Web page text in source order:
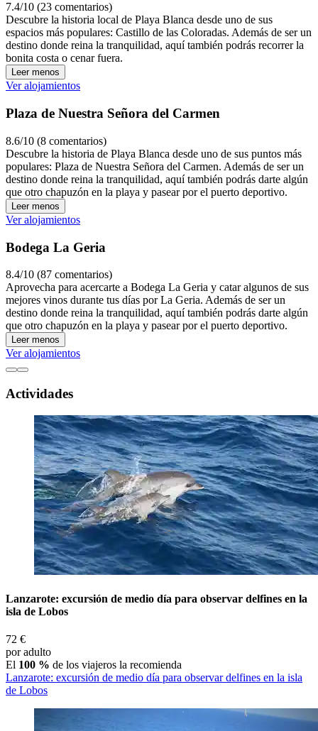
7.4/10 (23 comentarios)
Descubre la historia local de Playa Blanca desde uno de sus
espacios más populares: Castillo de las Coloradas. Además de ser un
destino donde reina la tranquilidad, aquí también podrás recorrer la
bonita costa o cenar fuera.
Leer menos
Ver alojamientos
Plaza de Nuestra Señora del Carmen
8.6/10 (8 comentarios)
Descubre la historia de Playa Blanca desde uno de sus puntos más
populares: Plaza de Nuestra Señora del Carmen. Además de ser un
destino donde reina la tranquilidad, aquí también podrás darte algún
que otro chapuzón en la playa y pasear por el puerto deportivo.
Leer menos
Ver alojamientos
Bodega La Geria
8.4/10 (87 comentarios)
Aprovecha para acercarte a Bodega La Geria y catar algunos de sus
mejores vinos durante tus días por La Geria. Además de ser un
destino donde reina la tranquilidad, aquí también podrás darte algún
que otro chapuzón en la playa y pasear por el puerto deportivo.
Leer menos
Ver alojamientos
Actividades
Lanzarote: excursión de medio día para observar delfines en la
isla de Lobos
72 €
por adulto
El 100 % de los viajeros la recomienda
Lanzarote: excursión de medio día para observar delfines en la isla
de Lobos